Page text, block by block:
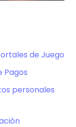
de Juego
Pagos
personales